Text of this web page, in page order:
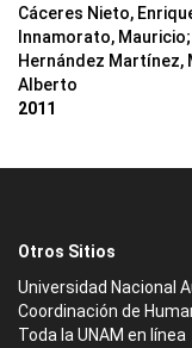
Cáceres Nieto,
Innamorato, Mauricio;
Hernández Martínez,
Alberto
2011
Otros Sitios
Universidad Nacional
Coordinación de
Toda la UNAM en línea